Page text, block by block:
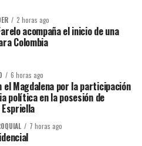
2 horas ago
acompaña el inicio de una
Colombia
6 horas ago
el Magdalena por la participación
política en la posesión de
7 horas ago